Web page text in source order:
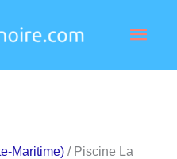
Maritime) / Piscine La